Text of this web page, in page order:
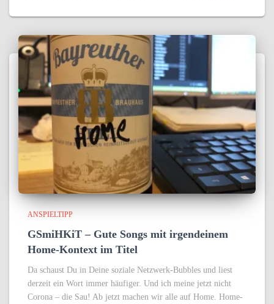
ANSPIELTIPP
GSmiHKiT – Gute Songs mit irgendeinem
Home-Kontext im Titel
Da schaust Du in Deine soziale Netzwerk-Bubbles und liest
derzeit ein Wort immer häufiger. Und ich meine jetzt nicht
Corona – die Sau! Ab jetzt machen wir alle auf Home. Home-